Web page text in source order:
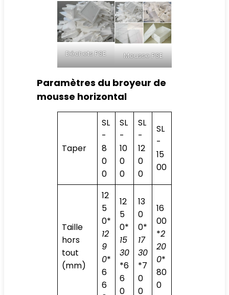
Déchets PSE Mousse PSE
Paramètres du broyeur de
mousse horizontal
Taper
SL
-
8
0
0
SL
-
10
0
0
SL
-
12
0
0
SL
-
15
00
Taille
hors
tout
(mm)
12
5
0*
12
9
0*
6
6
12
5
0*
15
30
*6
6
0
13
0
0*
17
30
*7
0
0
16
00
*2
20
0*
80
0